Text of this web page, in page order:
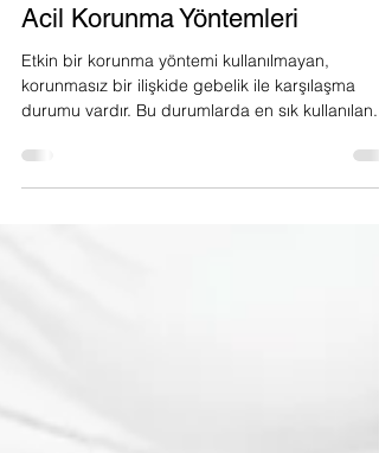
25 Ağu 2022
1 dakikada okunur
Acil Korunma Yöntemleri
Etkin bir korunma yöntemi kullanılmayan,
durumu vardır. Bu durumlarda en sık kullanılan...